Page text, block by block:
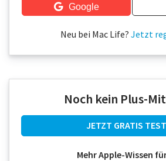
Mac Life+
Google
Neu bei Mac Life? Jetzt
Noch kein Plus-
JETZT GRATIS
Mehr Apple-Wissen